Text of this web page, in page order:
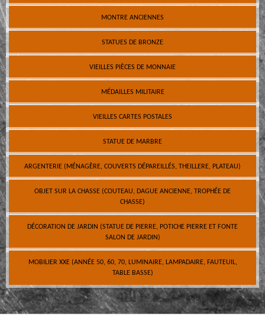
MONTRE ANCIENNES
STATUES DE BRONZE
VIEILLES PIÈCES DE MONNAIE
MÉDAILLES MILITAIRE
VIEILLES CARTES POSTALES
STATUE DE MARBRE
ARGENTERIE (MÉNAGÈRE, COUVERTS DÉPAREILLÉS, THEILLERE, PLATEAU)
OBJET SUR LA CHASSE (COUTEAU, DAGUE ANCIENNE, TROPHÉE DE
CHASSE)
DÉCORATION DE JARDIN (STATUE DE PIERRE, POTICHE PIERRE ET FONTE
SALON DE JARDIN)
MOBILIER XXE (ANNÉE 50, 60, 70, LUMINAIRE, LAMPADAIRE, FAUTEUIL,
TABLE BASSE)